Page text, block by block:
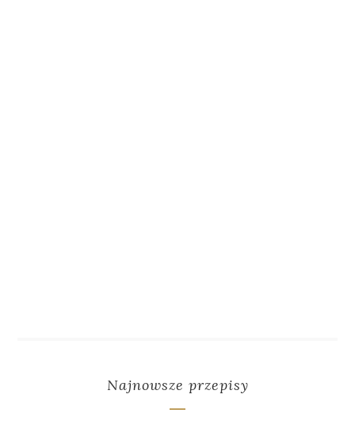
Najnowsze przepisy